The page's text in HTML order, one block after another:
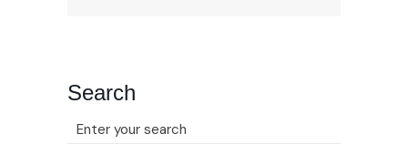
Search